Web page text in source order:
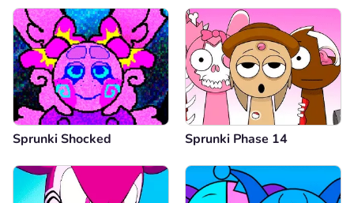
Sprunki Shocked Sprunki Phase 14